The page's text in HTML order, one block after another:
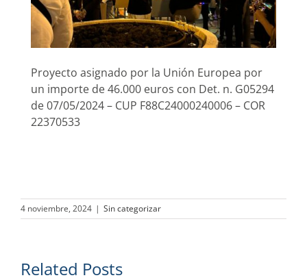
Proyecto asignado por la Unión Europea por
un importe de 46.000 euros con Det. n. G05294
de 07/05/2024 – CUP F88C24000240006 – COR
22370533
4 noviembre, 2024 | Sin categorizar
Related Posts